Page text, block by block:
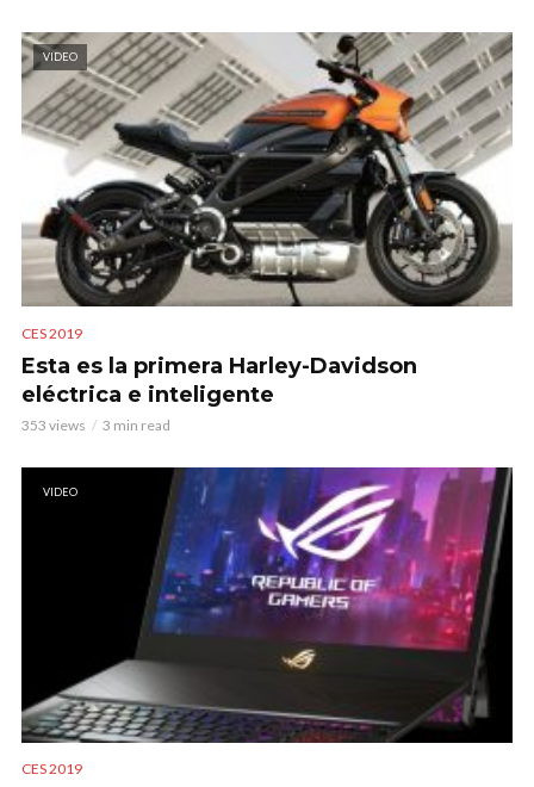
VIDEO
CES 2019
Esta es la primera Harley-Davidson
eléctrica e inteligente
353 views 3 min read
VIDEO
CES 2019